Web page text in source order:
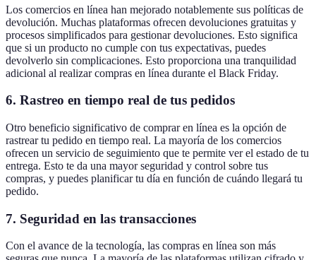
Los comercios en línea han mejorado notablemente sus políticas de
devolución. Muchas plataformas ofrecen devoluciones gratuitas y
procesos simplificados para gestionar devoluciones. Esto significa
que si un producto no cumple con tus expectativas, puedes
devolverlo sin complicaciones. Esto proporciona una tranquilidad
adicional al realizar compras en línea durante el Black Friday.
6. Rastreo en tiempo real de tus pedidos
Otro beneficio significativo de comprar en línea es la opción de
rastrear tu pedido en tiempo real. La mayoría de los comercios
ofrecen un servicio de seguimiento que te permite ver el estado de tu
entrega. Esto te da una mayor seguridad y control sobre tus
compras, y puedes planificar tu día en función de cuándo llegará tu
pedido.
7. Seguridad en las transacciones
Con el avance de la tecnología, las compras en línea son más